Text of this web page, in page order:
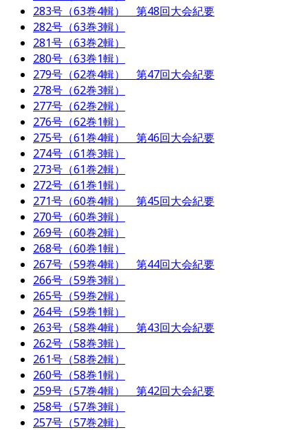
283号（63巻4輯） 第48回大会紀要
282号（63巻3輯）
281号（63巻2輯）
280号（63巻1輯）
279号（62巻4輯） 第47回大会紀要
278号（62巻3輯）
277号（62巻2輯）
276号（62巻1輯）
275号（61巻4輯） 第46回大会紀要
274号（61巻3輯）
273号（61巻2輯）
272号（61巻1輯）
271号（60巻4輯） 第45回大会紀要
270号（60巻3輯）
269号（60巻2輯）
268号（60巻1輯）
267号（59巻4輯） 第44回大会紀要
266号（59巻3輯）
265号（59巻2輯）
264号（59巻1輯）
263号（58巻4輯） 第43回大会紀要
262号（58巻3輯）
261号（58巻2輯）
260号（58巻1輯）
259号（57巻4輯） 第42回大会紀要
258号（57巻3輯）
257号（57巻2輯）